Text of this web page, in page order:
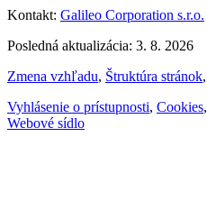
Kontakt: Galileo Corporation s.r.o.
Posledná aktualizácia: 3. 8. 2026
Zmena vzhľadu, Štruktúra stránok,
Vyhlásenie o prístupnosti, Cookies,
Webové sídlo